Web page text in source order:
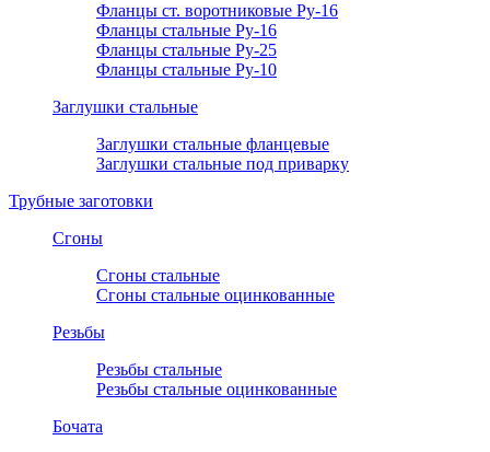
Фланцы ст. воротниковые Ру-16
Фланцы стальные Ру-16
Фланцы стальные Ру-25
Фланцы стальные Ру-10
Заглушки стальные
Заглушки стальные фланцевые
Заглушки стальные под приварку
Трубные заготовки
Сгоны
Сгоны стальные
Сгоны стальные оцинкованные
Резьбы
Резьбы стальные
Резьбы стальные оцинкованные
Бочата